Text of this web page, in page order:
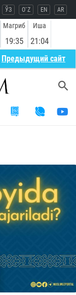
ЎЗ O`Z EN AR
Магриб
19:35
Иша
21:04
Предыдущий сайт